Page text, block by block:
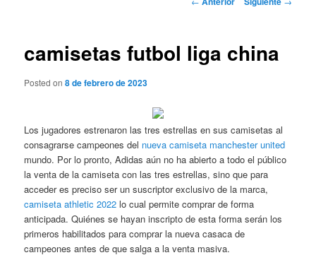
camisetas futbol liga china
Posted on8 de febrero de 2023
Los jugadores estrenaron las tres estrellas en sus camisetas al
consagrarse campeones del nueva camiseta manchester united
mundo. Por lo pronto, Adidas aún no ha abierto a todo el público
la venta de la camiseta con las tres estrellas, sino que para
acceder es preciso ser un suscriptor exclusivo de la marca,
camiseta athletic 2022 lo cual permite comprar de forma
anticipada. Quiénes se hayan inscripto de esta forma serán los
primeros habilitados para comprar la nueva casaca de
campeones antes de que salga a la venta masiva.